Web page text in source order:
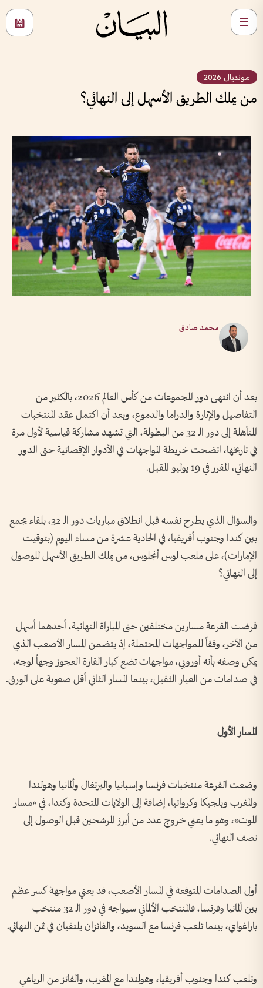
مونديال 2026
من يملك الطريق الأسهل إلى النهائي؟
محمد صادق
بعد أن انتهى دور المجموعات من كأس العالم 2026، بالكثير من
التفاصيل والإثارة والدراما والدموع، وبعد أن اكتمل عقد المنتخبات
المتأهلة إلى دور الـ 32 من البطولة، التي تشهد مشاركة قياسية لأول مرة
في تاريخها، اتضحت خريطة المواجهات في الأدوار الإقصائية حتى الدور
النهائي، المقرر في 19 يوليو المقبل.
والسؤال الذي يطرح نفسه قبل انطلاق مباريات دور الـ 32، بلقاء يجمع
بين كندا وجنوب أفريقيا، في الحادية عشرة من مساء اليوم (بتوقيت
الإمارات)، على ملعب لوس أنجلوس، من يملك الطريق الأسهل للوصول
إلى النهائي؟
فرضت القرعة مسارين مختلفين حتى المباراة النهائية، أحدهما أسهل
من الآخر، وفقاً للمواجهات المحتملة، إذ يتضمن المسار الأصعب الذي
يمكن وصفه بأنه أوروبي، مواجهات تضع كبار القارة العجوز وجهاً لوجه،
في صدامات من العيار الثقيل، بينما المسار الثاني أقل صعوبة على الورق.
المسار الأول
وضعت القرعة منتخبات فرنسا وإسبانيا والبرتغال وألمانيا وهولندا
والمغرب وبلجيكا وكرواتيا، إضافة إلى الولايات المتحدة وكندا، في «مسار
الموت»، وهو ما يعني خروج عدد من أبرز المرشحين قبل الوصول إلى
نصف النهائي.
أول الصدامات المتوقعة في المسار الأصعب، قد يعني مواجهة كسر عظم
بين ألمانيا وفرنسا، فالمنتخب الألماني سيواجه في دور الـ 32 منتخب
باراغواي، بينما تلعب فرنسا مع السويد، والفائزان يلتقيان في ثمن النهائي.
وتلعب كندا وجنوب أفريقيا، وهولندا مع المغرب، والفائز من الرباعي